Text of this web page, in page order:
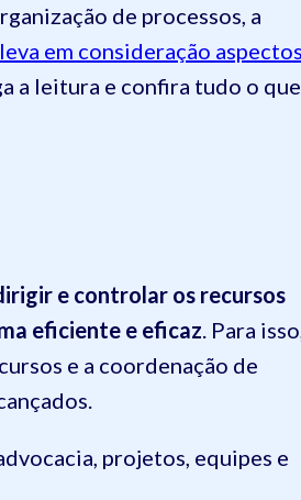
de processos, a
em consideração
a leitura e confira tudo o que
e controlar os recursos
eficiente e eficaz. Para
e a coordenação de
projetos, equipes e